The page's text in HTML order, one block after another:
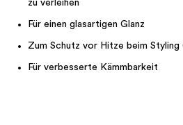
zu verleihen
Für einen glasartigen Glanz
Zum Schutz vor Hitze beim Styling
Für verbesserte Kämmbarkeit